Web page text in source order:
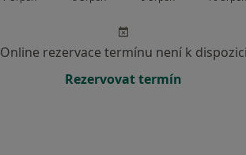
Online rezervace termínu není k dispozici
Rezervovat termín